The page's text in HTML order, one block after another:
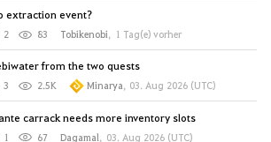
extraction event?
2 83 Tobikenobi, 1 Tag(e) vorher
from the two quests
3 2.5K Minarya, 03. Aug 2026 (UTC)
carrack needs more inventory slots
1 67 Dagamal, 03. Aug 2026 (UTC)